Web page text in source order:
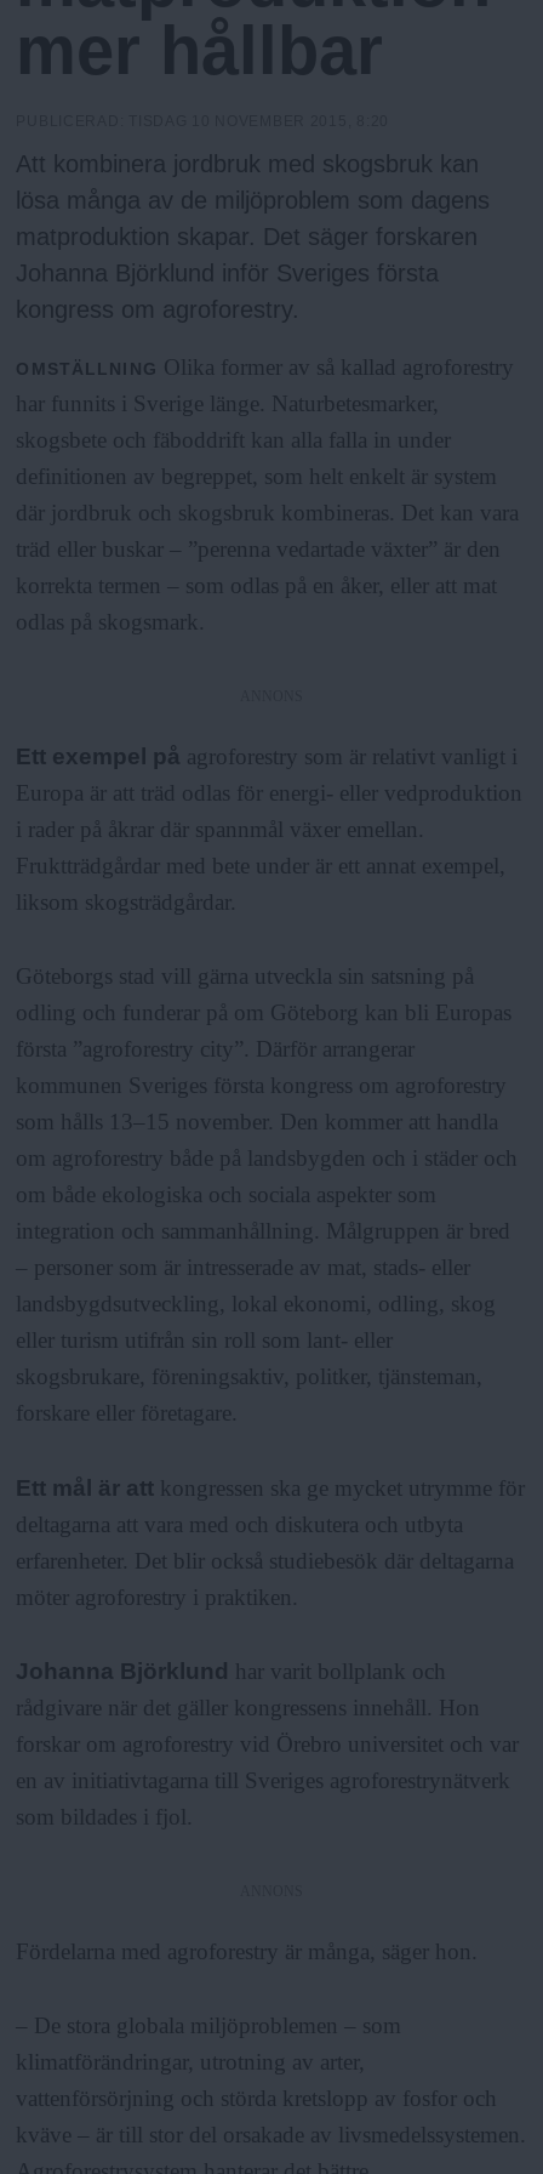
N
u
n
y
mer hållbar
Att kombinera jordbruk med skogsbruk kan
lösa många av de miljöproblem som dagens
matproduktion skapar. Det säger forskaren
Johanna Björklund inför Sveriges första
kongress om agroforestry.
OMSTÄLLNING Olika former av så kallad agroforestry
har funnits i Sverige länge. Naturbetesmarker,
skogsbete och fäboddrift kan alla falla in under
definitionen av begreppet, som helt enkelt är system
där jordbruk och skogsbruk kombineras. Det kan vara
träd eller buskar – ”perenna vedartade växter” är den
korrekta termen – som odlas på en åker, eller att mat
odlas på skogsmark.
Ett exempel på agroforestry som är relativt vanligt i
Europa är att träd odlas för energi- eller vedproduktion
i rader på åkrar där spannmål växer emellan.
Fruktträdgårdar med bete under är ett annat exempel,
liksom skogsträdgårdar.
Göteborgs stad vill gärna utveckla sin satsning på
odling och funderar på om Göteborg kan bli Europas
första ”agroforestry city”. Därför arrangerar
kommunen Sveriges första kongress om agroforestry
som hålls 13–15 november. Den kommer att handla
om agroforestry både på landsbygden och i städer och
om både ekologiska och sociala aspekter som
integration och sammanhållning. Målgruppen är bred
– personer som är intresserade av mat, stads- eller
landsbygdsutveckling, lokal ekonomi, odling, skog
eller turism utifrån sin roll som lant- eller
skogsbrukare, föreningsaktiv, politker, tjänsteman,
forskare eller företagare.
Ett mål är att kongressen ska ge mycket utrymme för
deltagarna att vara med och diskutera och utbyta
erfarenheter. Det blir också studiebesök där deltagarna
möter agroforestry i praktiken.
Johanna Björklund har varit bollplank och
rådgivare när det gäller kongressens innehåll. Hon
forskar om agroforestry vid Örebro universitet och var
en av initiativtagarna till Sveriges agroforestrynätverk
som bildades i fjol.
Fördelarna med agroforestry är många, säger hon.
– De stora globala miljöproblemen – som
klimatförändringar, utrotning av arter,
vattenförsörjning och störda kretslopp av fosfor och
kväve – är till stor del orsakade av livsmedelssystemen.